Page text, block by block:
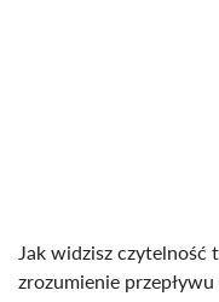
Jak widzisz czytelność
zrozumienie